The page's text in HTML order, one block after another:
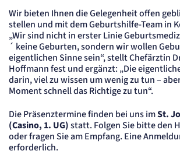
Wir bieten Ihnen die Gelegenheit offen
stellen und mit dem Geburtshilfe-Team in
„Wir sind nicht in erster Linie
´ keine Geburten, sondern wir wollen
eigentlichen Sinne sein“, stellt Chefärztin
Hoffmann fest und ergänzt: „Die
darin, viel zu wissen um wenig zu tun –
Moment schnell das Richtige zu tun“.
Die Präsenztermine finden bei uns imSt.
(Casino, 1. UG)statt. Folgen Sie bitte den
oder fragen Sie am Empfang. Eine
erforderlich.
die einwandfreie Funktion der
erforderlich.
etracker Sitzungs-Cookie
Name:
et_oi_v2
etracker GmbH
Zweck:
Opt-In Cookie speichert die Entscheidung des Besuchers, wenn auf der
Kunden das Tracking Opt-In ausgespielt wird. Wird auch für ein
verwendet.